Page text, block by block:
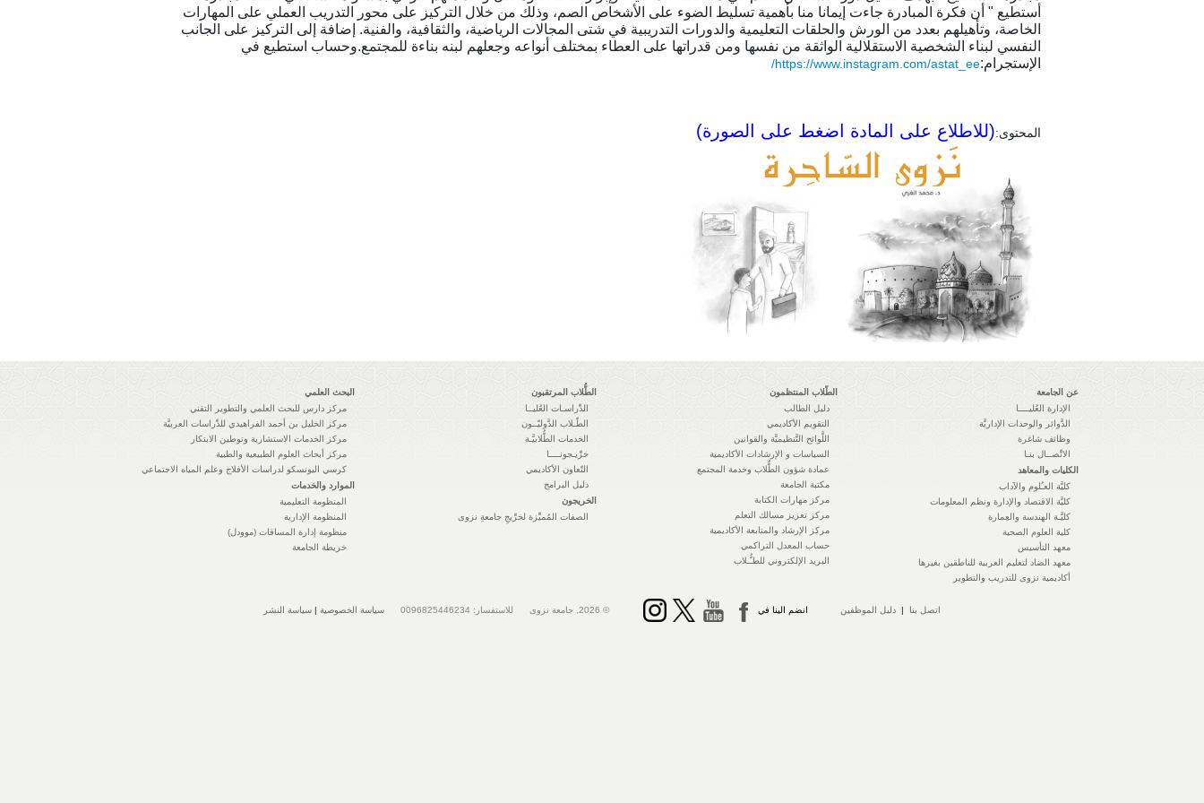
أستطيع " أن فكرة المبادرة جاءت إيمانا منا بأهمية تسليط الضوء على الأشخاص الصم، وذلك من خلال التركيز على محور التدريب العملي على المهارات
الخاصة، وتأهيلهم بعدد من الورش والحلقات التعليمية والدورات التدريبية في شتى المجالات الرياضية، والثقافية، والفنية. إضافة إلى التركيز على الجانب
النفسي لبناء الشخصية الاستقلالية الواثقة من نفسها ومن قدراتها على العطاء بمختلف أنواعه وجعلهم لبنه بناءة للمجتمع.وحساب استطيع في
الإستجرام:https://www.instagram.com/astat_ee/
المحتوى:(للاطلاع على المادة اضغط على الصورة)
عن الجامعة
الإدارة العُليــــا
الدَّوائر والوحدات الإداريَّة
وظائف شاغرة
الاتِّصــال بنـا
الكليات والمعاهد
كليَّة العـُلوم والآداب
كليَّة الاقتصاد والإدارة ونظم المعلومات
كليَّـة الهندسة والعِمارة
كلية العلوم الصحية
معهد التأسيس
معهد الضاد لتعليم العربية للناطقين بغيرها
أكاديمية نزوى للتدريب والتطوير
الطّلاب المنتظمون
دليل الطالب
التقويم الأكاديمي
اللَّوائح التَّنظيميَّة والقوانين
السياسات و الإرشادات الأكاديمية
عمادة شؤون الطُّلاب وخدمة المجتمع
مكتبة الجامعة
مركز مهارات الكتابة
مركز تعزيز مسالك التعلم
مركز الإرشاد والمتابعة الأكاديمية
حساب المعدل التراكمي
البريد الإلكتروني للطـُّـلاب
الطُّلاب المرتقبون
الدِّراسـات العُليــا
الطّـلاب الدَّوليّــون
الخدمات الطُّلابيَّـة
خرِّيـجونــــا
التّعاون الأكاديمي
دليل البرامج
الخريجون
الصفات المُميِّزة لخرِّيجِ جامعةِ نزوى
البحث العلمي
مركز دارس للبحث العلمي والتطوير التقني
مركز الخليل بن أحمد الفراهيدي للدِّراسات العربيَّة
مركز الخدمات الاستشارية وتوطين الابتكار
مركز أبحاث العلوم الطبيعية والطبية
كرسي اليونسكو لدراسات الأفلاج وعلم المياه الاجتماعي
الموارد والخدمات
المنظومة التعليمية
المنظومة الإدارية
منظومة إدارة المساقات (موودل)
خريطة الجامعة
اتصل بنا دليل الموظفين انضم الينا في © 2026, جامعة نزوى للاستفسار: 0096825446234 سياسة الخصوصية سياسة النشر